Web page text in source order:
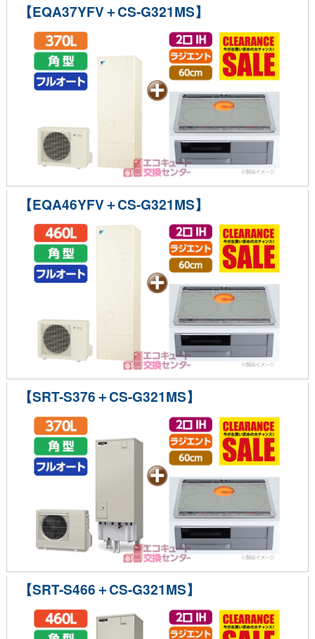
【EQA37YFV＋CS-G321MS】
【EQA46YFV＋CS-G321MS】
【SRT-S376＋CS-G321MS】
【SRT-S466＋CS-G321MS】